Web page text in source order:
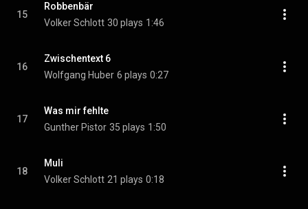
15
Robbenbär
Volker Schlott 30 plays 1:46
16
Zwischentext 6
Wolfgang Huber 6 plays 0:27
17
Was mir fehlte
Gunther Pistor 35 plays 1:50
18
Muli
Volker Schlott 21 plays 0:18